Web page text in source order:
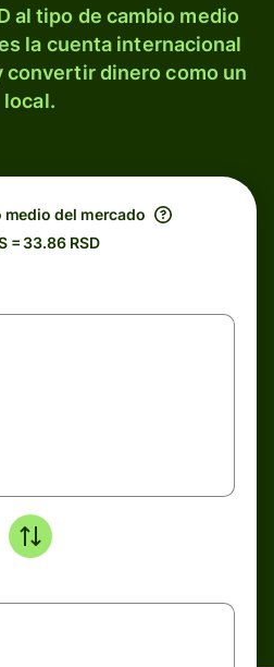
al tipo de cambio medio
la cuenta internacional
convertir dinero como un
local.
del mercado
= 33.86 RSD